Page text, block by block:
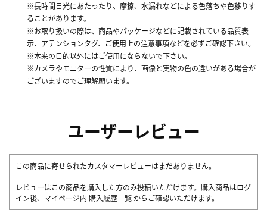
※長時間日光にあたったり、摩擦、水漏れなどによる色落ちや色移りす
ることがあります。
※お取り扱いの際は、商品やパッケージなどに記載されている品質表
示、アテンションタグ、ご使用上の注意事項などを必ずご確認下さい。
※本来の目的以外にはご使用にならないで下さい。
※カメラやモニターの性質により、画像と実物の色の違いがある場合が
ございますのでご理解願います。
ユーザーレビュー
この商品に寄せられたカスタマーレビューはまだありません。
レビューはこの商品を購入した方のみ投稿いただけます。購入商品はログ
イン後、マイページ内 購入履歴一覧 からご確認いただけます。